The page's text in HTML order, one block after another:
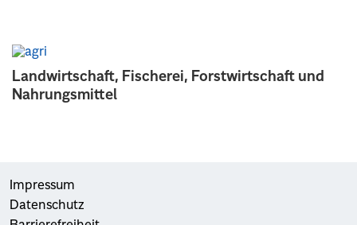
Landwirtschaft, Fischerei, Forstwirtschaft und
Nahrungsmittel
Impressum
Datenschutz